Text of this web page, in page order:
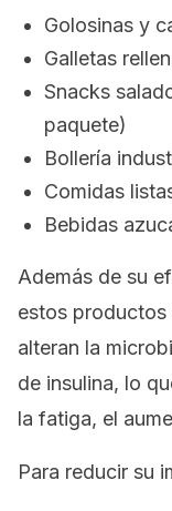
Golosinas y
Galletas
Snacks
paquete)
Bollería
Comidas
Bebidas
Además de su
estos productos
alteran la
de insulina, lo
la fatiga, el
Para reducir su